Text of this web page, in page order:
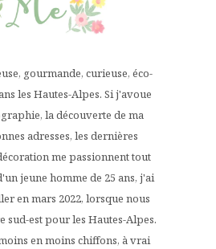
gourmande, curieuse, éco-
les Hautes-Alpes. Si j'avoue
la découverte de ma
adresses, les dernières
me passionnent tout
jeune homme de 25 ans, j'ai
en mars 2022, lorsque nous
sud-est pour les Hautes-Alpes.
en moins chiffons, à vrai